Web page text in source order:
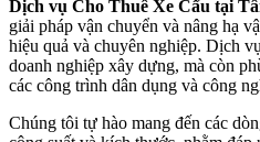
Dịch vụ Cho Thuê Xe Cẩu tại
giải pháp vận chuyển và nâng hạ
hiệu quả và chuyên nghiệp. Dịch
doanh nghiệp xây dựng, mà còn
các công trình dân dụng và công
Chúng tôi tự hào mang đến các